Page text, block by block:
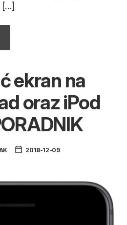
[…]
ekran na
oraz iPod
2018-12-09